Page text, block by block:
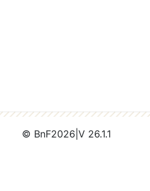
© BnF2026 V 26.1.1